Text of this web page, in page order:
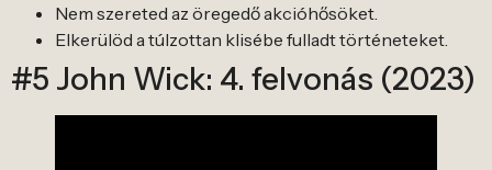
Nem szereted az öregedő akcióhősöket.
Elkerülöd a túlzottan klisébe fulladt történeteket.
#5 John Wick: 4. felvonás (2023)